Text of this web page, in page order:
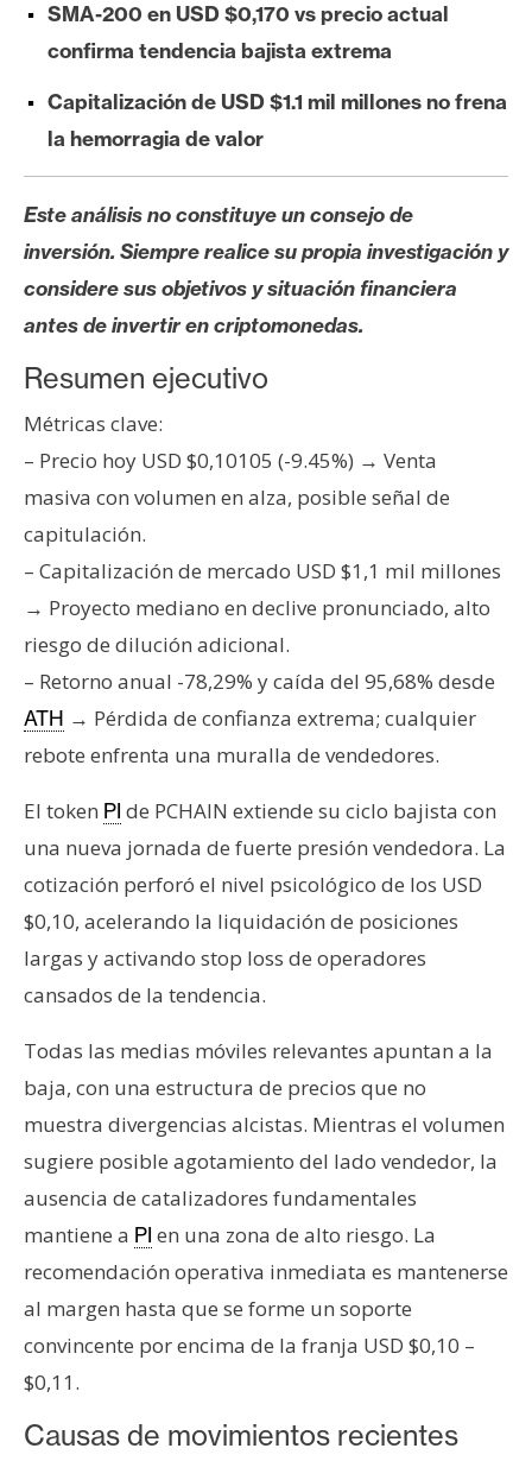
i
s
i
s
N
o
t
a
s
e
r
e
n
s
T
m
a
s
R
c
u
r
s
s
C
o
n
a
c
t
o
u
SMA-200 en USD $0,170 vs precio actual
confirma tendencia bajista extrema
Capitalización de USD $1.1 mil millones no frena
la hemorragia de valor
Este análisis no constituye un consejo de
inversión. Siempre realice su propia investigación y
considere sus objetivos y situación financiera
antes de invertir en criptomonedas.
Resumen ejecutivo
Métricas clave:
– Precio hoy USD $0,10105 (-9.45%) → Venta
masiva con volumen en alza, posible señal de
capitulación.
– Capitalización de mercado USD $1,1 mil millones
→ Proyecto mediano en declive pronunciado, alto
riesgo de dilución adicional.
– Retorno anual -78,29% y caída del 95,68% desde
ATH → Pérdida de confianza extrema; cualquier
rebote enfrenta una muralla de vendedores.
El token PI de PCHAIN extiende su ciclo bajista con
una nueva jornada de fuerte presión vendedora. La
cotización perforó el nivel psicológico de los USD
$0,10, acelerando la liquidación de posiciones
largas y activando stop loss de operadores
cansados de la tendencia.
Todas las medias móviles relevantes apuntan a la
baja, con una estructura de precios que no
muestra divergencias alcistas. Mientras el volumen
sugiere posible agotamiento del lado vendedor, la
ausencia de catalizadores fundamentales
mantiene a PI en una zona de alto riesgo. La
recomendación operativa inmediata es mantenerse
al margen hasta que se forme un soporte
convincente por encima de la franja USD $0,10 –
$0,11.
Causas de movimientos recientes